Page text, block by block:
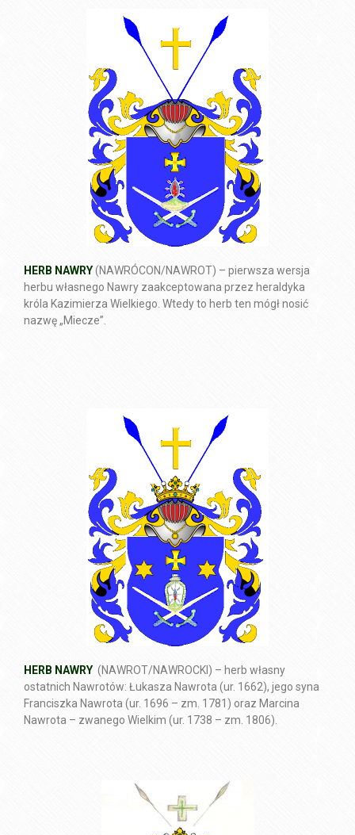
HERB NAWRY(NAWRÓCON/NAWROT) – pierwsza wersja
herbu własnego Nawry zaakceptowana przez heraldyka
króla Kazimierza Wielkiego. Wtedy to herb ten mógł nosić
nazwę „Miecze”.
HERB NAWRY (NAWROT/NAWROCKI) – herb własny
ostatnich Nawrotów: Łukasza Nawrota (ur. 1662), jego syna
Franciszka Nawrota (ur. 1696 – zm. 1781) oraz Marcina
Nawrota – zwanego Wielkim (ur. 1738 – zm. 1806).